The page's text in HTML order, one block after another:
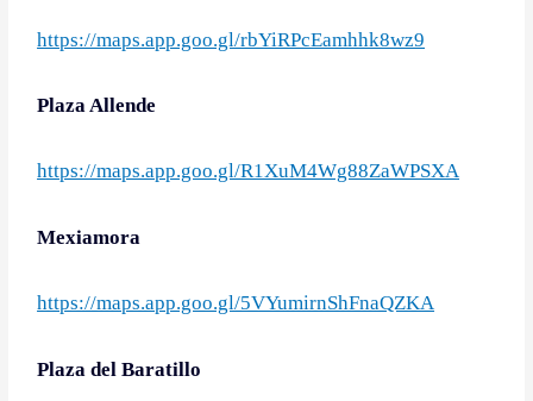
https://maps.app.goo.gl/rbYiRPcEamhhk8wz9
Plaza Allende
https://maps.app.goo.gl/R1XuM4Wg88ZaWPSXA
Mexiamora
https://maps.app.goo.gl/5VYumirnShFnaQZKA
Plaza del Baratillo